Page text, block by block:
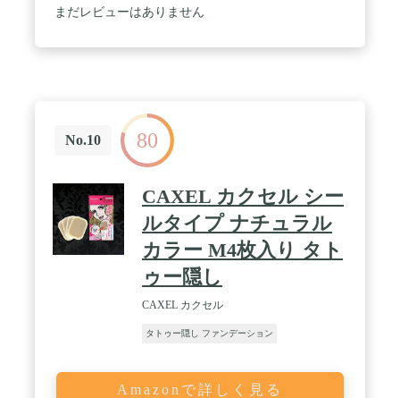
適度に厚みのある布素材なので、重ね貼りしなくて
る場合がございます。
まだレビューはありません
No.10 80
CAXEL カクセル シー
ルタイプ ナチュラル
カラー M4枚入り タト
ゥー隠し
CAXEL カクセル
タトゥー隠し ファンデーション
Amazonで詳しく見る